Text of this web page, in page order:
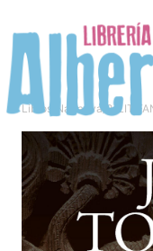
Libros Narrativa/ 8.